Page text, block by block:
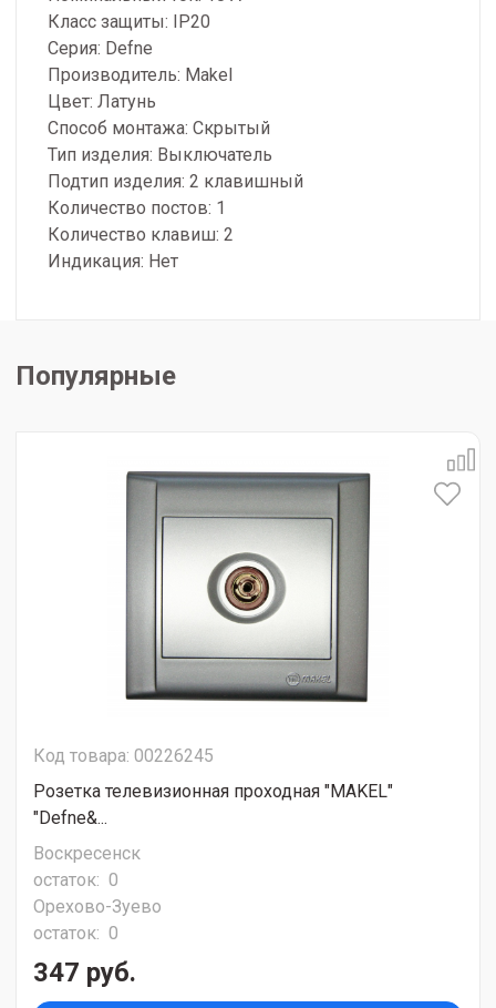
Класс защиты: IP20
Серия: Defne
Производитель: Makel
Цвет: Латунь
Способ монтажа: Скрытый
Тип изделия: Выключатель
Подтип изделия: 2 клавишный
Количество постов: 1
Количество клавиш: 2
Индикация: Нет
Популярные
Код товара: 00226245
Розетка телевизионная проходная "MAKEL"
"Defne&...
Воскресенск
остаток: 0
Орехово-Зуево
остаток: 0
347 руб.